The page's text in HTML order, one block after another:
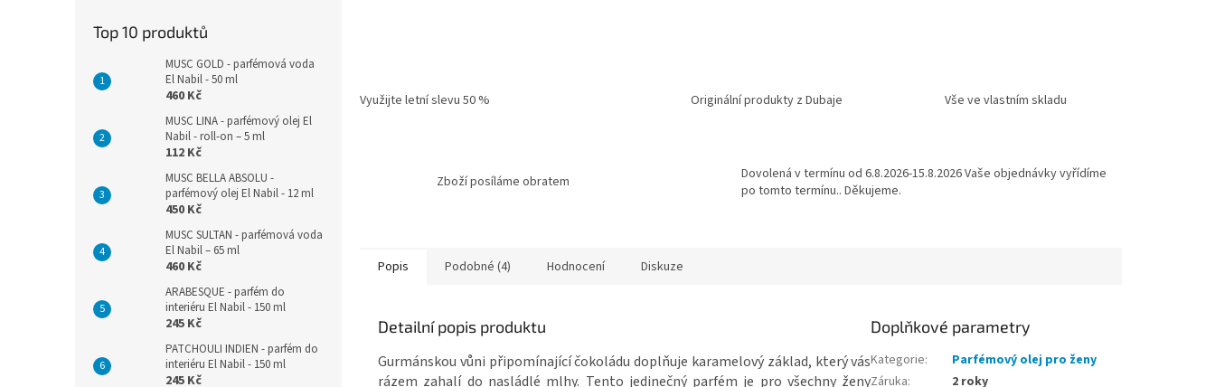
Top 10 produktů
MUSC GOLD - parfémová voda
El Nabil - 50 ml
460 Kč
MUSC LINA - parfémový olej El
Nabil - roll-on – 5 ml
112 Kč
MUSC BELLA ABSOLU -
parfémový olej El Nabil - 12 ml
450 Kč
MUSC SULTAN - parfémová voda
El Nabil – 65 ml
460 Kč
ARABESQUE - parfém do
interiéru El Nabil - 150 ml
245 Kč
PATCHOULI INDIEN - parfém do
interiéru El Nabil - 150 ml
245 Kč
Využijte letní slevu 50 % Originální produkty z Dubaje Vše ve vlastním skladu
Zboží posíláme obratem
Dovolená v termínu od 6.8.2026-15.8.2026 Vaše objednávky vyřídíme
po tomto termínu.. Děkujeme.
Popis Podobné (4) Hodnocení Diskuze
Detailní popis produktu
Gurmánskou vůni připomínající čokoládu doplňuje karamelový základ, který vás
rázem zahalí do nasládlé mlhy. Tento jedinečný parfém je pro všechny ženy
Doplňkové parametry
Kategorie:
Parfémový olej pro ženy
Záruka:
2 roky